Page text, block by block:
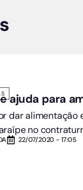
ajuda para
dar
no
22/07/2020 - 17:05